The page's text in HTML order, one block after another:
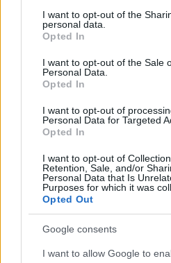
not limited to your visit or usage
grant or deny consent to Google
use your data for below specified
consent section.
I want to opt-out of the
personal data.
Opted In
I want to opt-out of the Sale
Personal Data.
Opted In
I want to opt-out of
Personal Data for Targeted
Opted In
I want to opt-out of
Retention, Sale, and/or
Personal Data that Is
Purposes for which it was
Opted Out
Google consents
I want to allow Google to
CULTURA